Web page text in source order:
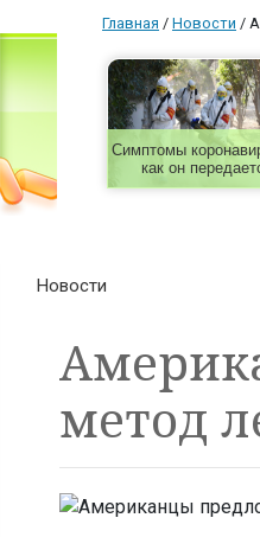
Главная / Новости /
Симптомы
как он
Новости
метод